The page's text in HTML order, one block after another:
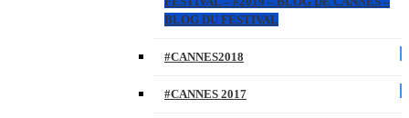
BLOG DU FESTIVAL
#CANNES2018
#CANNES 2017